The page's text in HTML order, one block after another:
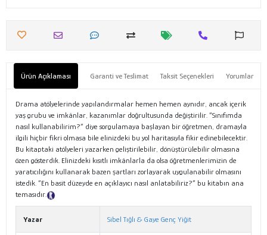
Ürün Açıklaması Garanti ve Teslimat Taksit Seçenekleri Yorumlar
Drama atölyelerinde yapılandırmalar hemen hemen aynıdır, ancak içerik
yaş grubu ve imkânlar, kazanımlar doğrultusunda değiştirilir. “Sınıfımda
nasıl kullanabilirim?” diye sorgulamaya başlayan bir öğretmen, dramayla
ilgili hiçbir fikri olmasa bile elinizdeki bu yol haritasıyla fikir edinebilecektir.
Bu kitaptaki atölyeleri yazarken geliştirilebilir, dönüştürülebilir olmasına
özen gösterdik. Elinizdeki kısıtlı imkânlarla da olsa öğretmenlerimizin de
yaratıcılığını kullanarak bazen şartları zorlayarak uygulanabilir olmasını
istedik. “En basit düzeyde en açıklayıcı nasıl anlatabiliriz?” bu kitabın ana
temasıdır.
Yazar Sibel Tığlı & Gaye Genç Yiğit